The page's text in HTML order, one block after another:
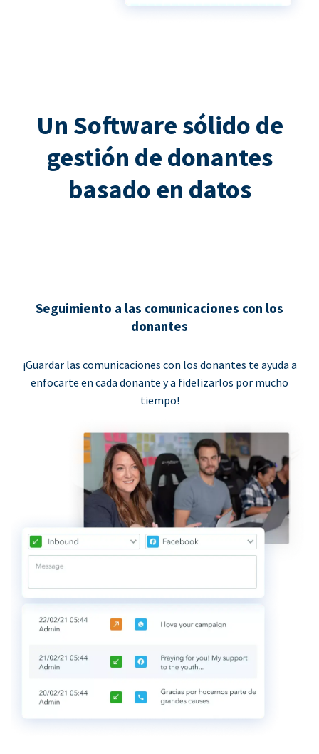
Un Software sólido de
gestión de donantes
basado en datos
Seguimiento a las comunicaciones con los
donantes
¡Guardar las comunicaciones con los donantes te ayuda a
enfocarte en cada donante y a fidelizarlos por mucho
tiempo!